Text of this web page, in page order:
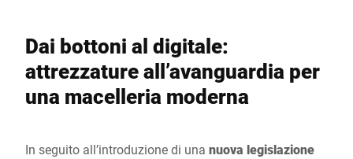
Dai bottoni al digitale:
attrezzature all’avanguardia per
una macelleria moderna
In seguito all’introduzione di una nuova legislazione